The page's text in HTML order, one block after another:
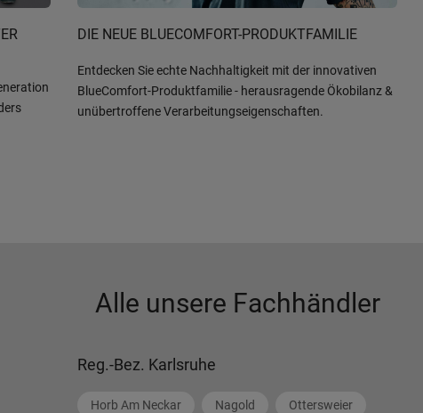
DIE NEUE BLUECOMFORT-PRODUKTFAMILIE
Entdecken Sie echte Nachhaltigkeit mit der innovativen
BlueComfort-Produktfamilie - herausragende Ökobilanz &
unübertroffene Verarbeitungseigenschaften.
Alle unsere Fachhändler
Reg.-Bez. Karlsruhe
Horb Am Neckar Nagold Ottersweier